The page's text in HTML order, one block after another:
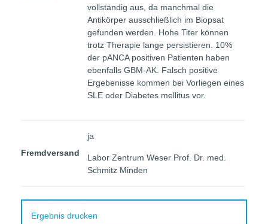
vollständig aus, da manchmal die
Antikörper ausschließlich im Biopsat
gefunden werden. Hohe Titer können
trotz Therapie lange persistieren. 10%
der pANCA positiven Patienten haben
ebenfalls GBM-AK. Falsch positive
Ergebenisse kommen bei Vorliegen eines
SLE oder Diabetes mellitus vor.
Fremdversand
ja
Labor Zentrum Weser Prof. Dr. med.
Schmitz Minden
Ergebnis drucken